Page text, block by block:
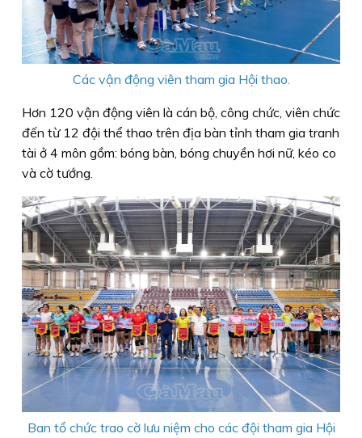
Các vận động viên tham gia Hội thao.
Hơn 120 vận động viên là cán bộ, công chức, viên chức
đến từ 12 đội thể thao trên địa bàn tỉnh tham gia tranh
tài ở 4 môn gồm: bóng bàn, bóng chuyền hơi nữ, kéo co
và cờ tướng.
Ban tổ chức trao cờ lưu niệm cho các đội tham gia Hội